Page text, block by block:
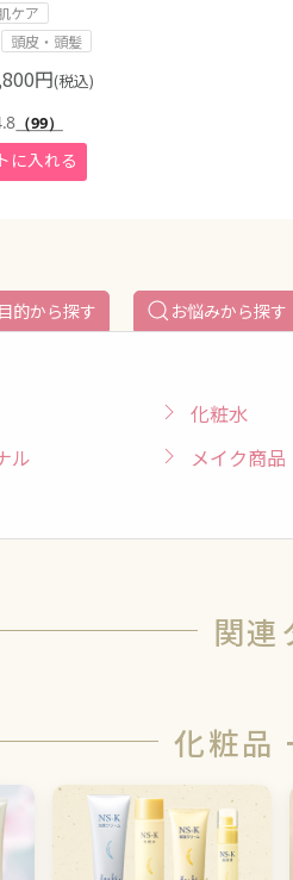
ケア
頭皮・頭髪
円(税込)
（99）
目的から探す お悩みから探す
化粧水
ル メイク商品
関連
化粧品